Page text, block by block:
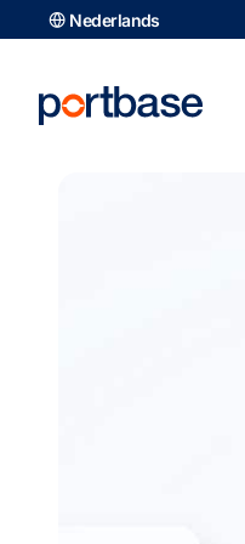
naar
inhoud
Nederlands